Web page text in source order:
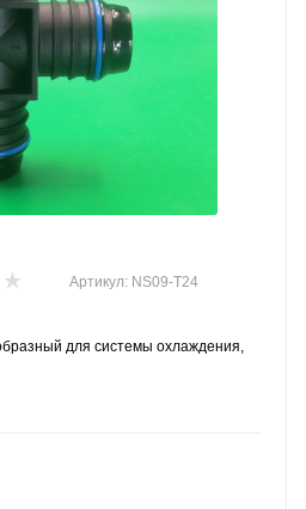
Артикул: NS09-T24
для системы охлаждения,